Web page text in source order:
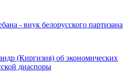
- внук белорусского партизана
(Киргизия) об экономических
диаспоры